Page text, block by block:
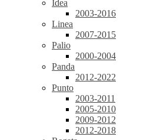
Idea
2003-2016
Linea
2007-2015
Palio
2000-2004
Panda
2012-2022
Punto
2003-2011
2005-2010
2009-2012
2012-2018